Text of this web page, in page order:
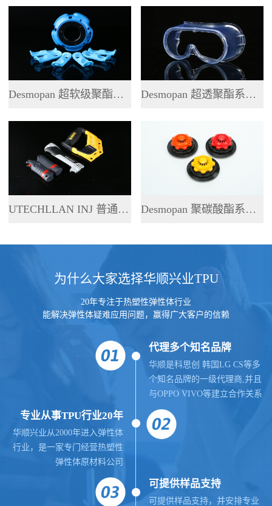
Desmopan 超软级聚酯系列 TPU Desmopan 超透聚酯系列 TPU
UTECHLLAN INJ 普通聚酯系列 TPU Desmopan 聚碳酸酯系列 TPU
为什么大家选择华顺兴业TPU
20年专注于热塑性弹性体行业
能解决弹性体疑难应用问题，赢得广大客户的信赖
代理多个知名品牌
华顺是科思创 韩国LG CS等多
个知名品牌的一级代理商,并且
与OPPO VIVO等建立合作关系
专业从事TPU行业20年
华顺兴业从2000年进入弹性体
行业，是一家专门经营热塑性
弹性体原材料公司
可提供样品支持
可提供样品支持，并安排专业